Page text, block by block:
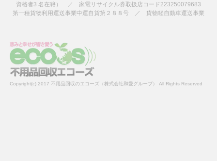
資格者3 名在籍） ／ 家電リサイクル券取扱店コード223250079683
第一種貨物利用運送事業中運自貨第２８８号 ／ 貨物軽自動車運送事業
Copyright(c) 2017 不用品回収のエコーズ（株式会社和愛グループ） All Rights Reserved